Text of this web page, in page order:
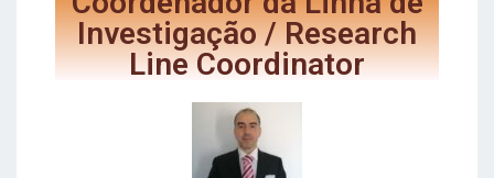
Investigação / Research
Line Coordinator